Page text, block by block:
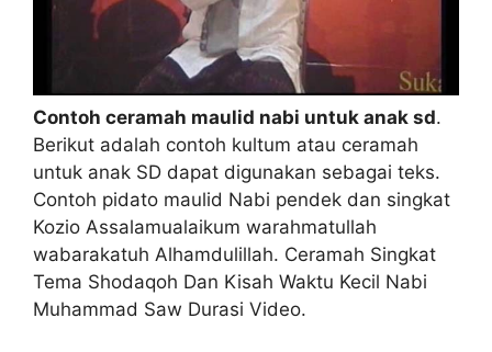
Contoh ceramah maulid nabi untuk anak sd.
Berikut adalah contoh kultum atau ceramah
untuk anak SD dapat digunakan sebagai teks.
Contoh pidato maulid Nabi pendek dan singkat
Kozio Assalamualaikum warahmatullah
wabarakatuh Alhamdulillah. Ceramah Singkat
Tema Shodaqoh Dan Kisah Waktu Kecil Nabi
Muhammad Saw Durasi Video.